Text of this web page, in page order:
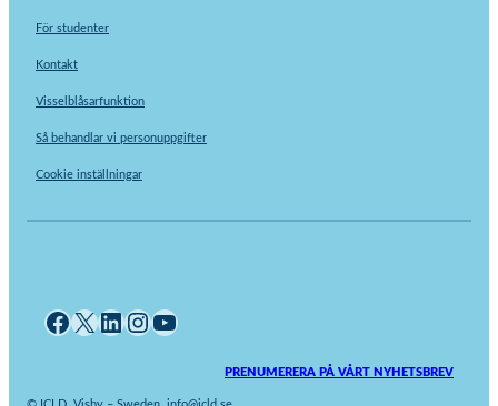
För studenter
Kontakt
Visselblåsarfunktion
Så behandlar vi personuppgifter
Cookie inställningar
Facebook X LinkedIn InstagramYouTube
PRENUMERERA PÅ VÅRT NYHETSBREV